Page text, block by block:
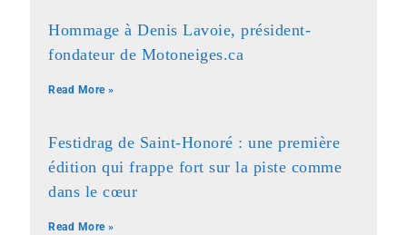
Hommage à Denis Lavoie, président-
fondateur de Motoneiges.ca
Read More »
Festidrag de Saint-Honoré : une première
édition qui frappe fort sur la piste comme
dans le cœur
Read More »